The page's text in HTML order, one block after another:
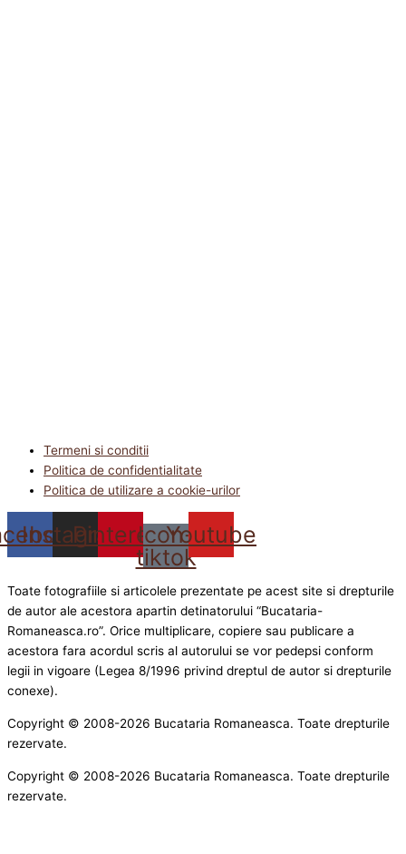
Termeni si conditii
Politica de confidentialitate
Politica de utilizare a cookie-urilor
Instagram
Pinterest
Icon-
tiktok
Youtube
Toate fotografiile si articolele prezentate pe acest site si drepturile
de autor ale acestora apartin detinatorului “Bucataria-
Romaneasca.ro”. Orice multiplicare, copiere sau publicare a
acestora fara acordul scris al autorului se vor pedepsi conform
legii in vigoare (Legea 8/1996 privind dreptul de autor si drepturile
conexe).
Copyright © 2008-2026 Bucataria Romaneasca. Toate drepturile
rezervate.
Copyright © 2008-2026 Bucataria Romaneasca. Toate drepturile
rezervate.